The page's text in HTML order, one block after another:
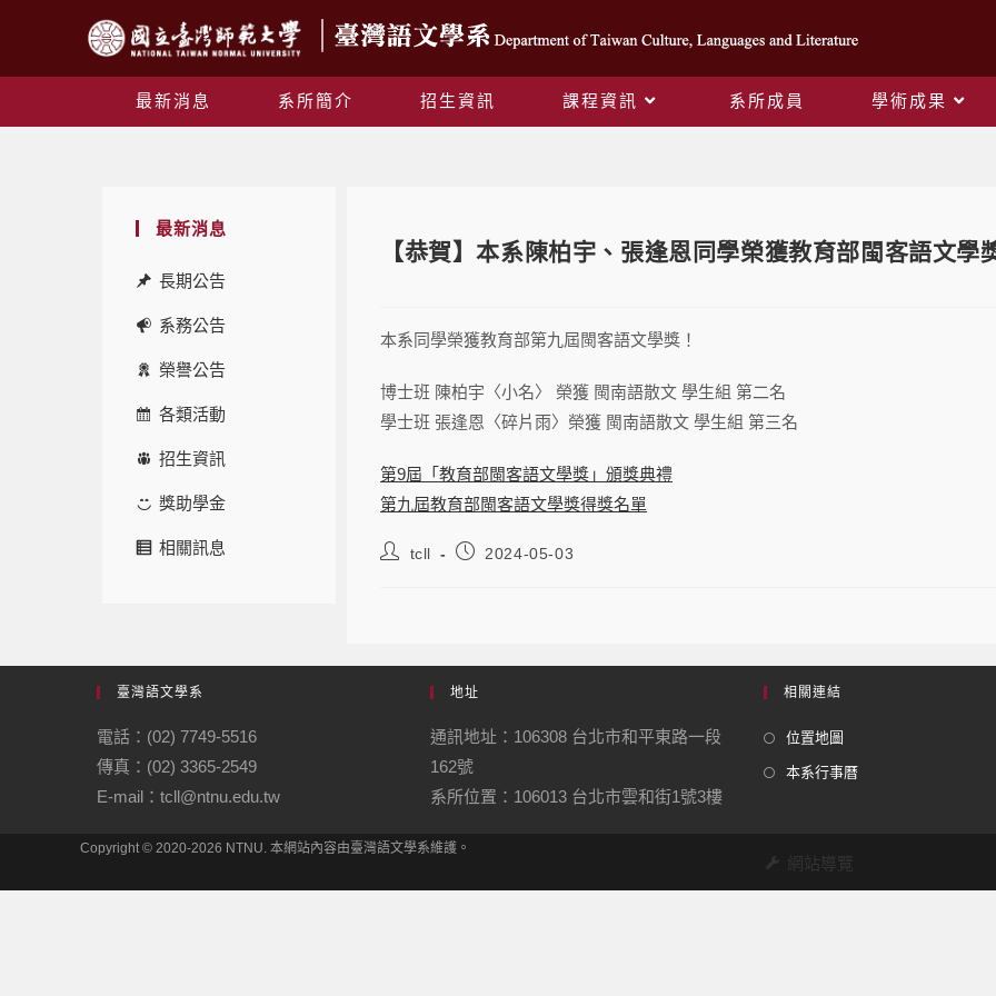
最新消息 系所簡介 招生資訊 課程資訊 系所成員 學術成果
最新消息
長期公告
系務公告
榮譽公告
各類活動
招生資訊
獎助學金
相關訊息
【恭賀】本系陳柏宇、張逢恩同學榮獲教育部閩客語文學
本系同學榮獲教育部第九屆閩客語文學獎！
博士班 陳柏宇〈小名〉 榮獲 閩南語散文 學生組 第二名
學士班 張逢恩〈碎片雨〉榮獲 閩南語散文 學生組 第三名
第9屆「教育部閩客語文學獎」頒獎典禮
第九屆教育部閩客語文學獎得獎名單
tcll 2024-05-03
臺灣語文學系
電話：(02) 7749-5516
傳真：(02) 3365-2549
E-mail：tcll@ntnu.edu.tw
地址
通訊地址：106308 台北市和平東路一段
162號
系所位置：106013 台北市雲和街1號3樓
相關連結
位置地圖
本系行事曆
網站導覽
Copyright © 2020-2026 NTNU. 本網站內容由臺灣語文學系維護。